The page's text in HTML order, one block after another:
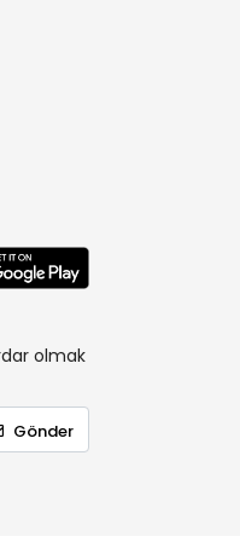
olmak
Gönder